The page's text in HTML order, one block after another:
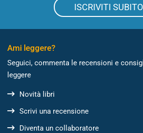
ISCRIVITI SUBITO
Ami leggere?
Seguici, commenta le recensioni e
leggere
Novità libri
Scrivi una recensione
Diventa un collaboratore